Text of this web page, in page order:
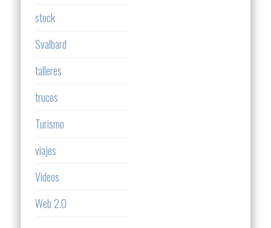
stock
Svalbard
talleres
trucos
Turismo
viajes
Videos
Web 2.0